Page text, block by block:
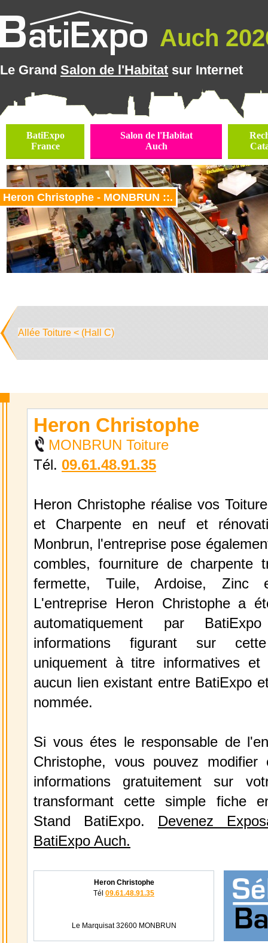
Auch
Le Grand Salon de l'Habitat sur Internet
BatiExpo
France
Salon de l'Habitat
Auch
Heron Christophe - MONBRUN ::.
Allée Toiture < (Hall C)
Heron Christophe
MONBRUN Toiture
Tél. 09.61.48.91.35
Heron Christophe réalise vos
et Charpente en neuf et
Monbrun, l'entreprise pose
combles, fourniture de charpente
fermette, Tuile, Ardoise, Zinc
L'entreprise Heron Christophe a
automatiquement par
informations figurant sur
uniquement à titre informatives et
aucun lien existant entre BatiExpo
nommée.
Si vous étes le responsable de
Christophe, vous pouvez
informations gratuitement sur
transformant cette simple fiche
Stand BatiExpo. Devenez
BatiExpo Auch.
Heron Christophe
Tél 09.61.48.91.35
Le Marquisat 32600 MONBRUN